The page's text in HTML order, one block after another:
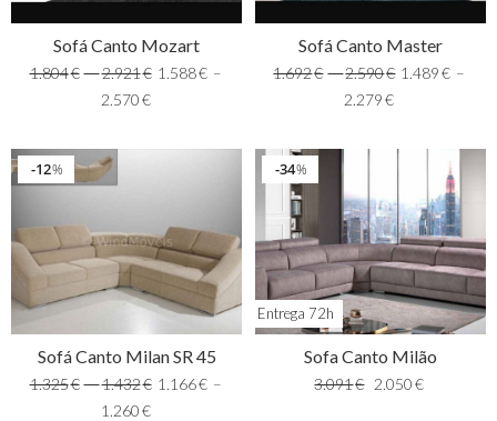
Sofá Canto Mozart
1.804€ –2.921€ 1.588€ –
2.570€
Sofá Canto Master
1.692€ –2.590€ 1.489 € –
2.279 €
%
12
Sofá Canto Milan SR 45
1.325€ –1.432€ 1.166€ –
1.260€
Entrega 72h
%
34
Sofa Canto Milão
3.091€ 2.050 €